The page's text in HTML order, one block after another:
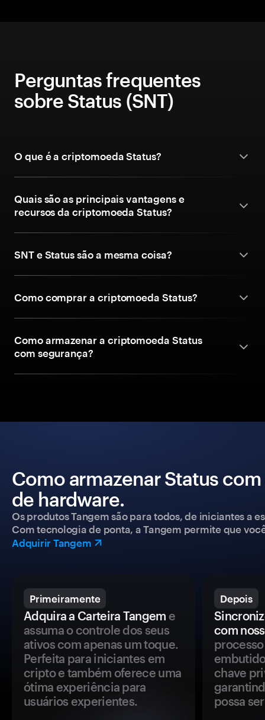
Perguntas frequentes
sobre Status (SNT)
O que é a criptomoeda Status?
Quais são as principais vantagens e
recursos da criptomoeda Status?
SNT e Status são a mesma coisa?
Como comprar a criptomoeda Status?
Como armazenar a criptomoeda Status
com segurança?
Como armazenar Status
de hardware.
Os produtos Tangem são para todos, de iniciantes a
Com tecnologia de ponta, a Tangem permite que
Adquirir Tangem
Primeiramente
Adquira a Carteira Tangem e
assuma o controle dos seus
ativos com apenas um toque.
Perfeita para iniciantes em
cripto e também oferece uma
ótima experiência para
usuários experientes.
Depois
com
chave
possa